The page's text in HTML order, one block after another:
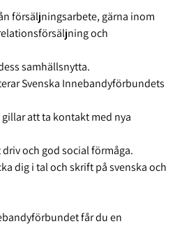
försäljningsarbete, gärna inom
och
samhällsnytta.
Svenska Innebandyförbundets
att ta kontakt med nya
och god social förmåga.
dig i tal och skrift på svenska och
får du en